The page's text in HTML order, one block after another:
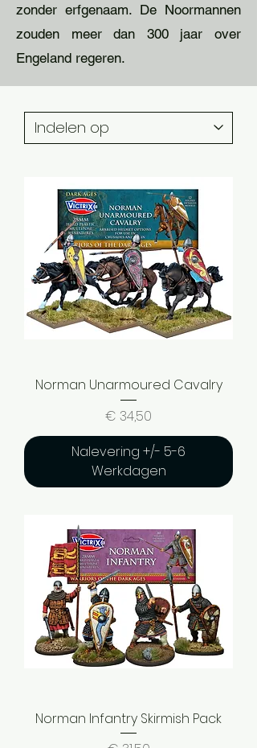
zonder erfgenaam. De Noormannen
zouden meer dan 300 jaar over
Engeland regeren.
Norman Unarmoured Cavalry
Prijs
€ 34,50
Nalevering +/- 5-6
Werkdagen
Norman Infantry Skirmish Pack